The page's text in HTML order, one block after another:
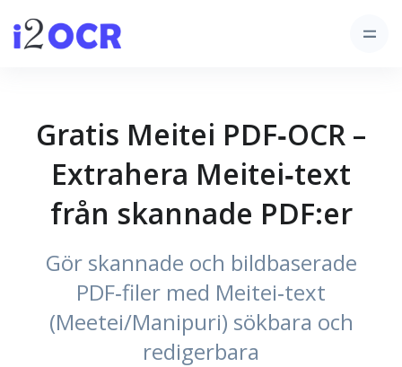
Gratis Meitei PDF‑OCR –
Extrahera Meitei‑text
från skannade PDF:er
Gör skannade och bildbaserade
PDF‑filer med Meitei‑text
(Meetei/Manipuri) sökbara och
redigerbara